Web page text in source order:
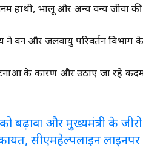
हाथी, भालू और अन्य वन्य जीवों
ने वन और जलवायु परिवर्तन
के कारण और उठाए जा रहे
को बढ़ावा और मुख्यमंत्री के
सीएमहेल्पलाइन